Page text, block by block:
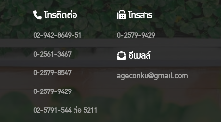
โทรติดต่อ
02-942-8649-51
0-2561-3467
0-2579-8547
0-2579-9429
02-5791-544 ต่อ 5211
โทรสาร
0-2579-9429
อีเมลล์
ageconku@gmail.com